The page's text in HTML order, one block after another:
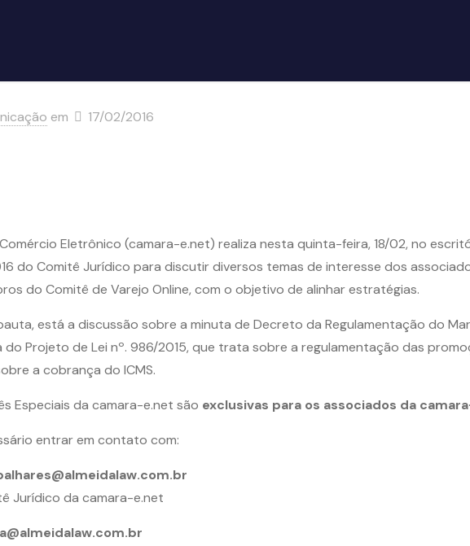
em 17/02/2016
Eletrônico (camara-e.net) realiza nesta quinta-feira, 18/02, no
do Comitê Jurídico para discutir diversos temas de interesse dos
do Comitê de Varejo Online, com o objetivo de alinhar estratégias.
está a discussão sobre a minuta de Decreto da Regulamentação do
Projeto de Lei nº. 986/2015, que trata sobre a regulamentação das
a cobrança do ICMS.
Especiais da camara-e.net são exclusivas para os associados da
entrar em contato com:
Jurídico da camara-e.net